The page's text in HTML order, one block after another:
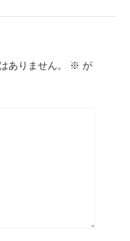
ありません。 ※ が